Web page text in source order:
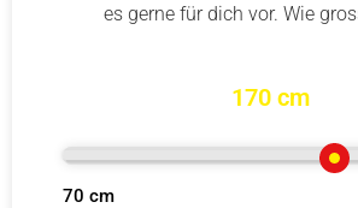
es gerne für dich vor. Wie
170 cm
70 cm